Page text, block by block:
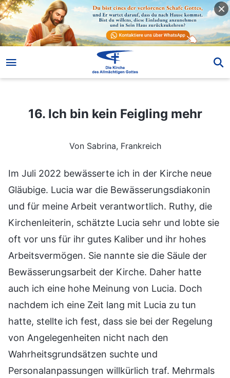
16. Ich bin kein Feigling mehr
16. Ich bin kein Feigling mehr
Von Sabrina, Frankreich
Im Juli 2022 bewässerte ich in der Kirche neue
Gläubige. Lucia war die Bewässerungsdiakonin
und für meine Arbeit verantwortlich. Ruthy, die
Kirchenleiterin, schätzte Lucia sehr und lobte sie
oft vor uns für ihr gutes Kaliber und ihr hohes
Arbeitsvermögen. Sie nannte sie die Säule der
Bewässerungsarbeit der Kirche. Daher hatte
auch ich eine hohe Meinung von Lucia. Doch
nachdem ich eine Zeit lang mit Lucia zu tun
hatte, stellte ich fest, dass sie bei der Regelung
von Angelegenheiten nicht nach den
Wahrheitsgrundsätzen suchte und
Personalanpassungen willkürlich traf. Mehrmals